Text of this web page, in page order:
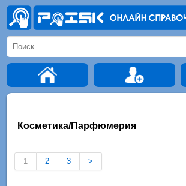
Косметика/Парфюмерия
1 2 3 >